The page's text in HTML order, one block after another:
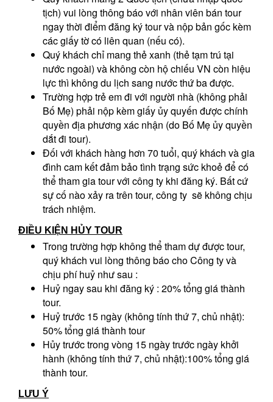
tịch) vui lòng thông báo với nhân viên bán tour
ngay thời điểm đăng ký tour và nộp bản gốc kèm
các giấy tờ có liên quan (nếu có).
Quý khách chỉ mang thẻ xanh (thẻ tạm trú tại
nước ngoài) và không còn hộ chiếu VN còn hiệu
lực thì không du lịch sang nước thứ ba được.
Trường hợp trẻ em đi với người nhà (không phải
Bố Mẹ) phải nộp kèm giấy ủy quyến được chính
quyền địa phương xác nhận (do Bố Mẹ ủy quyền
dắt đi tour).
Đối với khách hàng hơn 70 tuổi, quý khách và gia
đình cam kết đảm bảo tình trạng sức khoẻ để có
thể tham gia tour với công ty khi đăng ký. Bất cứ
sự cố nào xảy ra trên tour, công ty sẽ không chịu
trách nhiệm.
ĐIỀU KIỆN HỦY TOUR
Trong trường hợp không thể tham dự được tour,
quý khách vui lòng thông báo cho Công ty và
chịu phí huỷ như sau :
Huỷ ngay sau khi đăng ký : 20% tổng giá thành
tour.
Huỷ trước 15 ngày (không tính thứ 7, chủ nhật):
50% tổng giá thành tour
Hủy trước trong vòng 15 ngày trước ngày khởi
hành (không tính thứ 7, chủ nhật):100% tổng giá
thành tour.
LƯU Ý